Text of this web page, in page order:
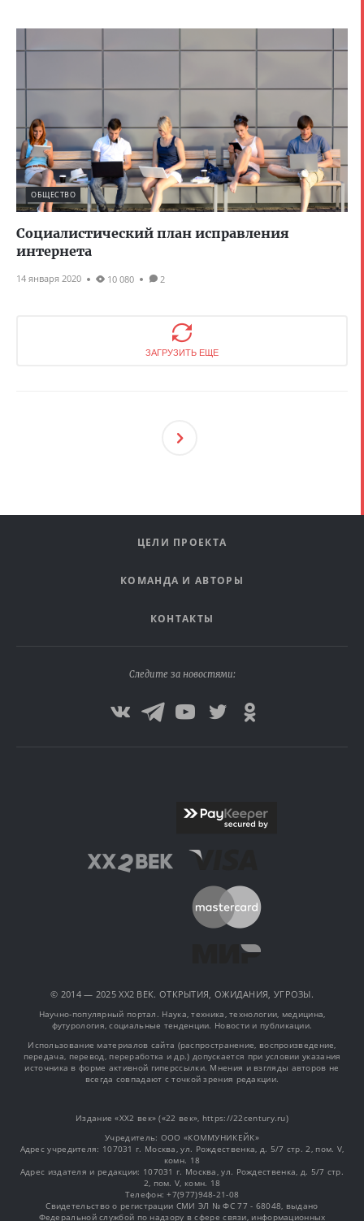
ОБЩЕСТВО
Социалистический план исправления
интернета
14 января 2020 10 080 2
ЗАГРУЗИТЬ ЕЩЕ
Ующ
ЦЕЛИ ПРОЕКТА
КОМАНДА И АВТОРЫ
КОНТАКТЫ
Следите за новостями:
© 2014 — 2025 XX2 ВЕК. ОТКРЫТИЯ, ОЖИДАНИЯ, УГРОЗЫ.
Научно-популярный портал. Наука, техника, технологии, медицина,
футурология, социальные тенденции. Новости и публикации.
Использование материалов сайта (распространение, воспроизведение,
передача, перевод, переработка и др.) допускается при условии указания
источника в форме активной гиперссылки. Мнения и взгляды авторов не
всегда совпадают с точкой зрения редакции.
Издание «XX2 век» («22 век», https://22century.ru)
Учредитель: OOO «КОММУНИКЕЙК»
Адрес учредителя: 107031 г. Москва, ул. Рождественка, д. 5/7 стр. 2, пом. V,
комн. 18
Адрес издателя и редакции: 107031 г. Москва, ул. Рождественка, д. 5/7 стр.
2, пом. V, комн. 18
Телефон: +7(977)948-21-08
Свидетельство о регистрации СМИ ЭЛ № ФС 77 - 68048, выдано
Федеральной службой по надзору в сфере связи, информационных